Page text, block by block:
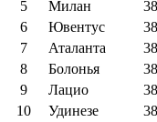
5
Милан 38
6
Ювентус 38
7
Аталанта 38
8
Болонья 38
9
Лацио 38
10
Удинезе 38